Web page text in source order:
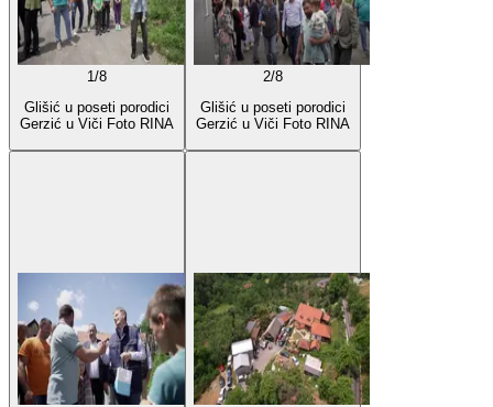
1 /8
Glišić u poseti porodici
Gerzić u Viči Foto RINA
2/8
Glišić u poseti porodici
Gerzić u Viči Foto RINA